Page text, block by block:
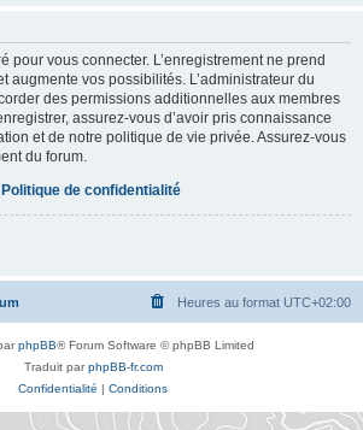
pour vous connecter. L’enregistrement ne prend
augmente vos possibilités. L’administrateur du
des permissions additionnelles aux membres
assurez-vous d’avoir pris connaissance
et de notre politique de vie privée. Assurez-vous
du forum.
Politique de confidentialité
Heures au format UTC+02:00
phpBB® Forum Software © phpBB Limited
Traduit parphpBB-fr.com
Confidentialité | Conditions